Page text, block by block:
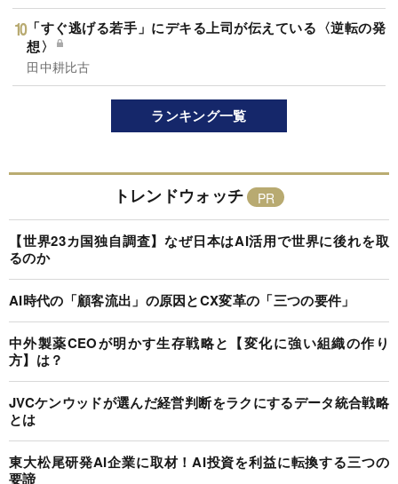
「すぐ逃げる若手」にデキる上司が伝えている〈逆転の発
想〉
田中耕比古
ランキング一覧
トレンドウォッチ
【世界23カ国独自調査】なぜ日本はAI活用で世界に後れを取
るのか
AI時代の「顧客流出」の原因とCX変革の「三つの要件」
中外製薬CEOが明かす生存戦略と【変化に強い組織の作り
方】は？
JVCケンウッドが選んだ経営判断をラクにするデータ統合戦略
とは
東大松尾研発AI企業に取材！AI投資を利益に転換する三つの
要諦